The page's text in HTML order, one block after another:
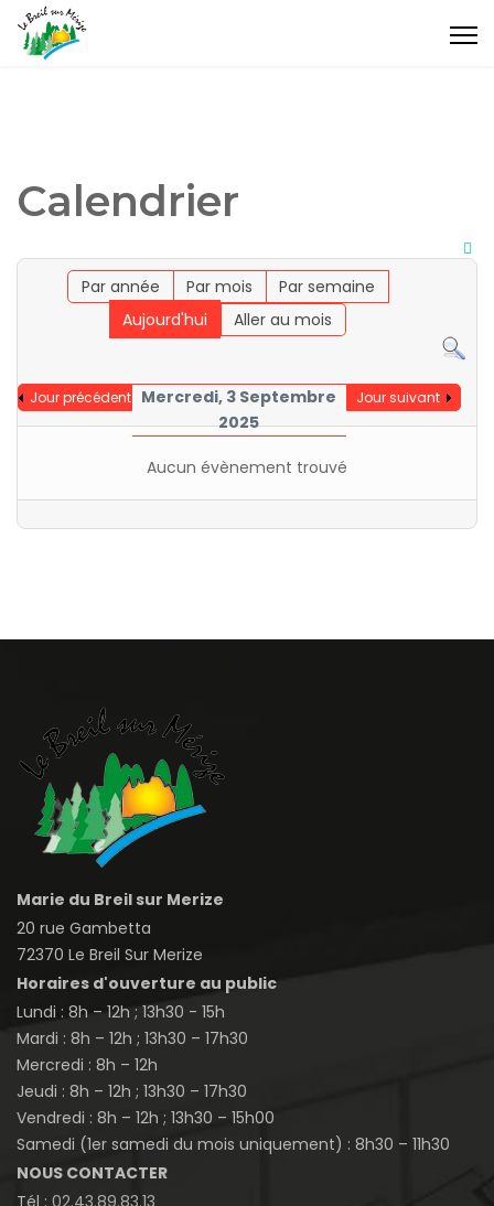
Calendrier
Par année Par mois
Par semaine
Aujourd'hui
Aller au mois
Jour précédent Mercredi, 3 Septembre
2025
Jour suivant
Aucun évènement trouvé
Marie du Breil sur Merize
20 rue Gambetta
72370 Le Breil Sur Merize
Horaires d'ouverture au public
Lundi : 8h – 12h ; 13h30 - 15h
Mardi : 8h – 12h ; 13h30 – 17h30
Mercredi : 8h – 12h
Jeudi : 8h – 12h ; 13h30 – 17h30
Vendredi : 8h – 12h ; 13h30 – 15h00
Samedi (1er samedi du mois uniquement) : 8h30 – 11h30
NOUS CONTACTER